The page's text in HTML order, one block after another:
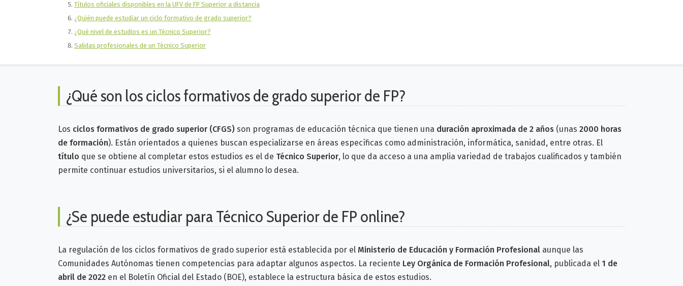
Títulos oficiales disponibles en la UFV de FP Superior a distancia
¿Quién puede estudiar un ciclo formativo de grado superior?
¿Qué nivel de estudios es un Técnico Superior?
Salidas profesionales de un Técnico Superior
¿Qué son los ciclos formativos de grado superior de FP?
Los ciclos formativos de grado superior (CFGS) son programas de educación técnica que tienen una duración aproximada de 2 años (unas 2000 horas
de formación). Están orientados a quienes buscan especializarse en áreas específicas como administración, informática, sanidad, entre otras. El
título que se obtiene al completar estos estudios es el de Técnico Superior, lo que da acceso a una amplia variedad de trabajos cualificados y también
permite continuar estudios universitarios, si el alumno lo desea.
¿Se puede estudiar para Técnico Superior de FP online?
La regulación de los ciclos formativos de grado superior está establecida por el Ministerio de Educación y Formación Profesional aunque las
Comunidades Autónomas tienen competencias para adaptar algunos aspectos. La reciente Ley Orgánica de Formación Profesional, publicada el 1 de
abril de 2022 en el Boletín Oficial del Estado (BOE), establece la estructura básica de estos estudios.